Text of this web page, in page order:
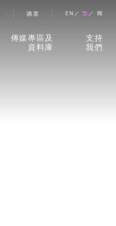
購票 EN 繁 簡
傳媒專區及
資料庫
支持
我們